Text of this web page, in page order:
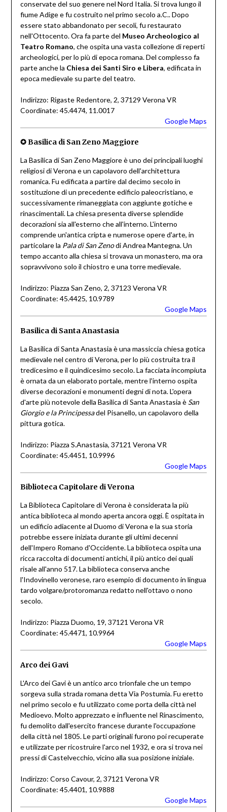
conservate del suo genere nel Nord Italia. Si trova lungo il
fiume Adige e fu costruito nel primo secolo a.C.. Dopo
essere stato abbandonato per secoli, fu restaurato
nell'Ottocento. Ora fa parte del Museo Archeologico al
Teatro Romano, che ospita una vasta collezione di reperti
archeologici, per lo più di epoca romana. Del complesso fa
parte anche la Chiesa dei Santi Siro e Libera, edificata in
epoca medievale su parte del teatro.
Indirizzo: Rigaste Redentore, 2, 37129 Verona VR
Coordinate: 45.4474, 11.0017
Google Maps
✪Basilica di San Zeno Maggiore
La Basilica di San Zeno Maggiore è uno dei principali luoghi
religiosi di Verona e un capolavoro dell'architettura
romanica. Fu edificata a partire dal decimo secolo in
sostituzione di un precedente edificio paleocristiano, e
successivamente rimaneggiata con aggiunte gotiche e
rinascimentali. La chiesa presenta diverse splendide
decorazioni sia all'esterno che all'interno. L'interno
comprende un'antica cripta e numerose opere d'arte, in
particolare la Pala di San Zenodi Andrea Mantegna. Un
tempo accanto alla chiesa si trovava un monastero, ma ora
sopravvivono solo il chiostro e una torre medievale.
Indirizzo: Piazza San Zeno, 2, 37123 Verona VR
Coordinate: 45.4425, 10.9789
Google Maps
Basilica di Santa Anastasia
La Basilica di Santa Anastasia è una massiccia chiesa gotica
medievale nel centro di Verona, per lo più costruita tra il
tredicesimo e il quindicesimo secolo. La facciata incompiuta
è ornata da un elaborato portale, mentre l'interno ospita
diverse decorazioni e monumenti degni di nota. L'opera
d'arte più notevole della Basilica di Santa Anastasia è San
Giorgio e la Principessadel Pisanello, un capolavoro della
pittura gotica.
Indirizzo: Piazza S.Anastasia, 37121 Verona VR
Coordinate: 45.4451, 10.9996
Google Maps
Biblioteca Capitolare di Verona
La Biblioteca Capitolare di Verona è considerata la più
antica biblioteca al mondo aperta ancora oggi. È ospitata in
un edificio adiacente al Duomo di Verona e la sua storia
potrebbe essere iniziata durante gli ultimi decenni
dell'Impero Romano d'Occidente. La biblioteca ospita una
ricca raccolta di documenti antichi, il più antico dei quali
risale all'anno 517. La biblioteca conserva anche
l'Indovinello veronese, raro esempio di documento in lingua
tardo volgare/protoromanza redatto nell'ottavo o nono
secolo.
Indirizzo: Piazza Duomo, 19, 37121 Verona VR
Coordinate: 45.4471, 10.9964
Google Maps
Arco dei Gavi
L'Arco dei Gavi è un antico arco trionfale che un tempo
sorgeva sulla strada romana detta Via Postumia. Fu eretto
nel primo secolo e fu utilizzato come porta della città nel
Medioevo. Molto apprezzato e influente nel Rinascimento,
fu demolito dall'esercito francese durante l'occupazione
della città nel 1805. Le parti originali furono poi recuperate
e utilizzate per ricostruire l'arco nel 1932, e ora si trova nei
pressi di Castelvecchio, vicino alla sua posizione iniziale.
Indirizzo: Corso Cavour, 2, 37121 Verona VR
Coordinate: 45.4401, 10.9888
Google Maps